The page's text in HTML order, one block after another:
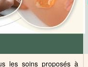
les soins proposés à